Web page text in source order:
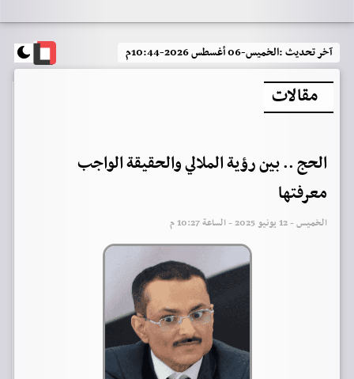
آخر تحديث :الخميس-06 أغسطس 2026-10:44م
مقالات
الحج .. بين رؤية الملالي والحقيقة الواجب
معرفتها
الخميس - 12 يونيو 2025 - الساعة 10:27 م